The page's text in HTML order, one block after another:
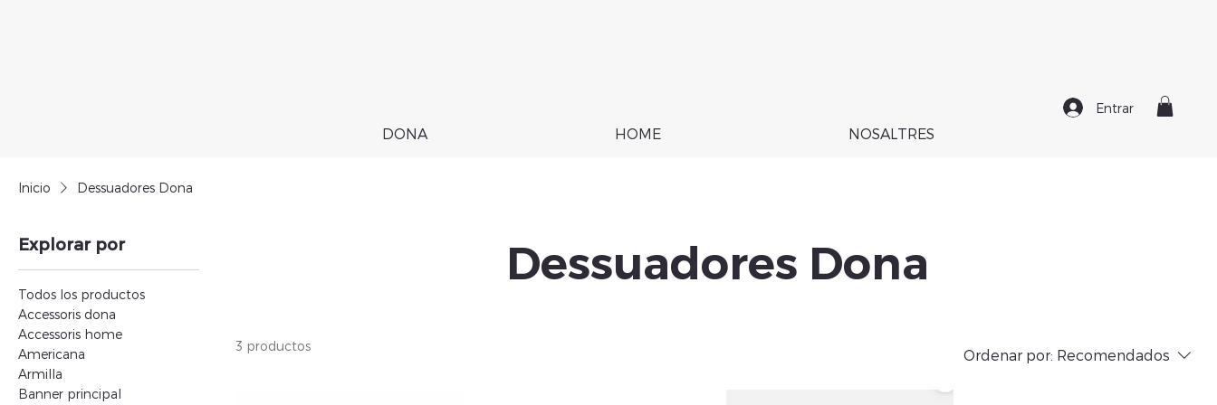
DONA HOME NOSALTRES
Entrar
Inicio Dessuadores Dona
Explorar por
Todos los productos
Accessoris dona
Accessoris home
Americana
Armilla
Banner principal
Dessuadores Dona
3 productos
Ordenar por: Recomendados